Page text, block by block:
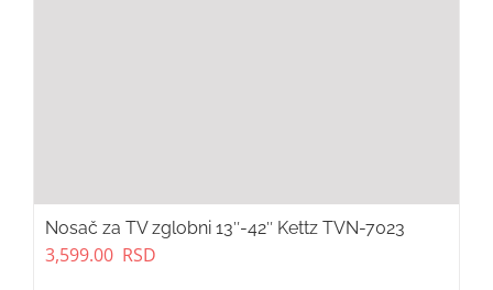
Nosač za TV zglobni 13″-42″ Kettz TVN-7023
3,599.00 RSD